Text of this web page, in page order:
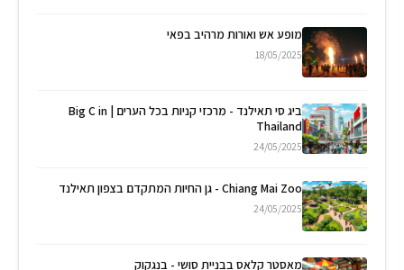
מופע אש ואורות מרהיב בפאי
18/05/2025
ביג סי תאילנד - מרכזי קניות בכל הערים | Big C in
Thailand
24/05/2025
Chiang Mai Zoo - גן החיות המתקדם בצפון תאילנד
24/05/2025
מאסטר קלאס בבניית סושי - בנגקוק